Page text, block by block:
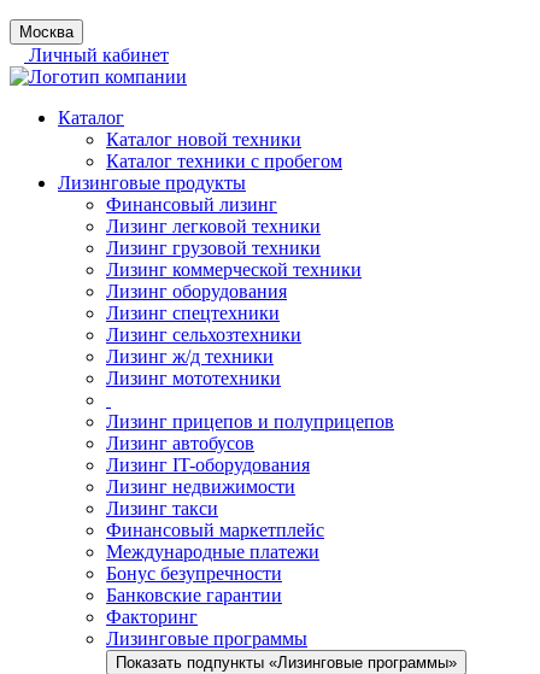
Москва
Личный кабинет
Каталог
Каталог новой техники
Каталог техники с пробегом
Лизинговые продукты
Финансовый лизинг
Лизинг легковой техники
Лизинг грузовой техники
Лизинг коммерческой техники
Лизинг оборудования
Лизинг спецтехники
Лизинг сельхозтехники
Лизинг ж/д техники
Лизинг мототехники
Лизинг прицепов и полуприцепов
Лизинг автобусов
Лизинг IT-оборудования
Лизинг недвижимости
Лизинг такси
Финансовый маркетплейс
Международные платежи
Бонус безупречности
Банковские гарантии
Факторинг
Лизинговые программы
Показать подпункты «Лизинговые программы»